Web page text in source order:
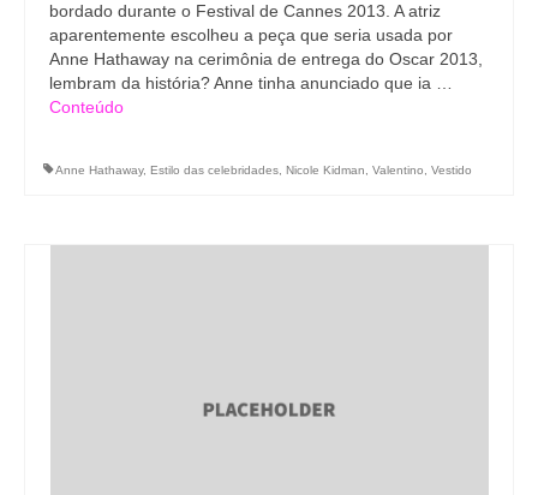
bordado durante o Festival de Cannes 2013. A atriz
aparentemente escolheu a peça que seria usada por
Anne Hathaway na cerimônia de entrega do Oscar 2013,
lembram da história? Anne tinha anunciado que ia …
Conteúdo
Anne Hathaway, Estilo das celebridades, Nicole Kidman, Valentino, Vestido